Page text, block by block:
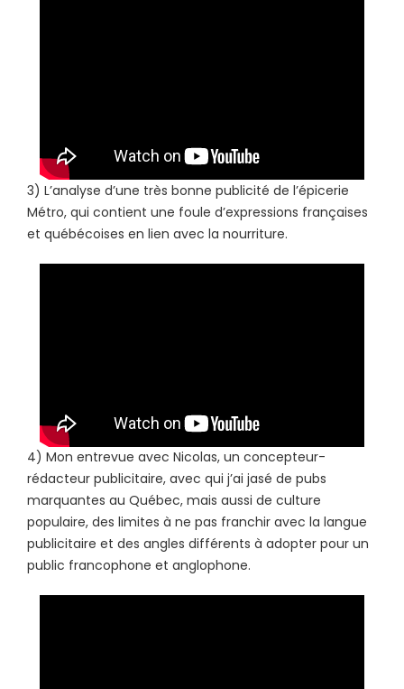
3) L’analyse d’une très bonne publicité de l’épicerie
Métro, qui contient une foule d’expressions françaises
et québécoises en lien avec la nourriture.
4) Mon entrevue avec Nicolas, un concepteur-
rédacteur publicitaire, avec qui j’ai jasé de pubs
marquantes au Québec, mais aussi de culture
populaire, des limites à ne pas franchir avec la langue
publicitaire et des angles différents à adopter pour un
public francophone et anglophone.